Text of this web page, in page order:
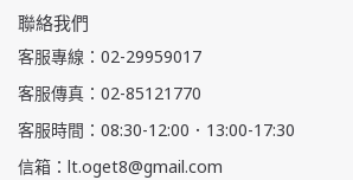
聯絡我們
客服專線：02-29959017
客服傳真：02-85121770
客服時間：08:30-12:00．13:00-17:30
信箱：lt.oget8@gmail.com